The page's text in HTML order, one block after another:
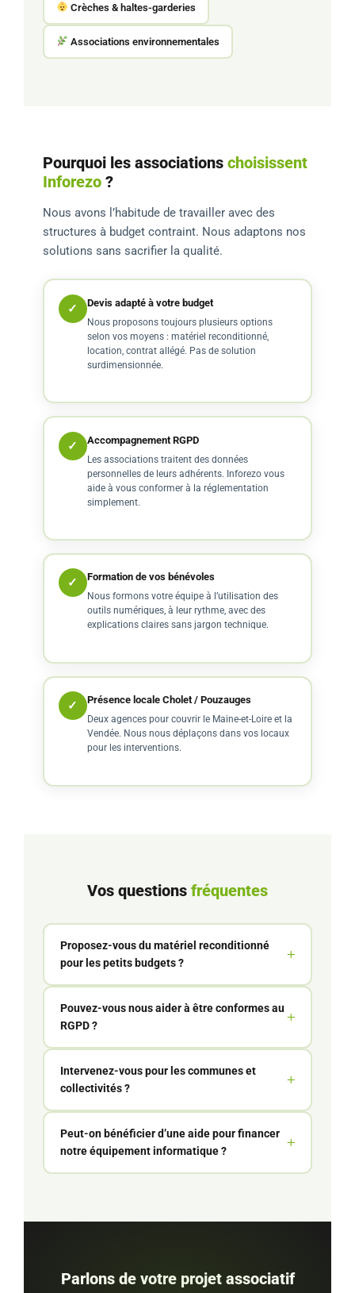
Crèches & haltes-garderies
Associations environnementales
Pourquoi les associations choisissent
Inforezo ?
Nous avons l’habitude de travailler avec des
structures à budget contraint. Nous adaptons nos
solutions sans sacrifier la qualité.
✓
Devis adapté à votre budget
Nous proposons toujours plusieurs options
selon vos moyens : matériel reconditionné,
location, contrat allégé. Pas de solution
surdimensionnée.
✓
Accompagnement RGPD
Les associations traitent des données
personnelles de leurs adhérents. Inforezo vous
aide à vous conformer à la réglementation
simplement.
✓
Formation de vos bénévoles
Nous formons votre équipe à l’utilisation des
outils numériques, à leur rythme, avec des
explications claires sans jargon technique.
✓
Présence locale Cholet / Pouzauges
Deux agences pour couvrir le Maine-et-Loire et la
Vendée. Nous nous déplaçons dans vos locaux
pour les interventions.
Vos questions fréquentes
Proposez-vous du matériel reconditionné
pour les petits budgets ?
Pouvez-vous nous aider à être conformes au
RGPD ?
Intervenez-vous pour les communes et
collectivités ?
Peut-on bénéficier d’une aide pour financer
notre équipement informatique ?
Parlons de votre projet associatif